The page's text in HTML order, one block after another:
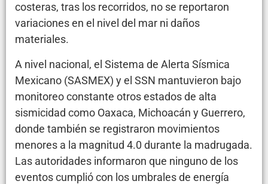
costeras, tras los recorridos, no se reportaron
variaciones en el nivel del mar ni daños
materiales.
A nivel nacional, el Sistema de Alerta Sísmica
Mexicano (SASMEX) y el SSN mantuvieron bajo
monitoreo constante otros estados de alta
sismicidad como Oaxaca, Michoacán y Guerrero,
donde también se registraron movimientos
menores a la magnitud 4.0 durante la madrugada.
Las autoridades informaron que ninguno de los
eventos cumplió con los umbrales de energía